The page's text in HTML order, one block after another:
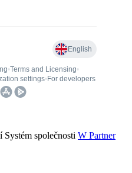
společnosti W Partner